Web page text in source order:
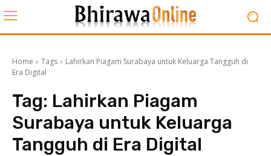
Home Tags
Lahirkan Piagam Surabaya untuk Keluarga Tangguh di
Era Digital
Tag: Lahirkan Piagam
Surabaya untuk Keluarga
Tangguh di Era Digital